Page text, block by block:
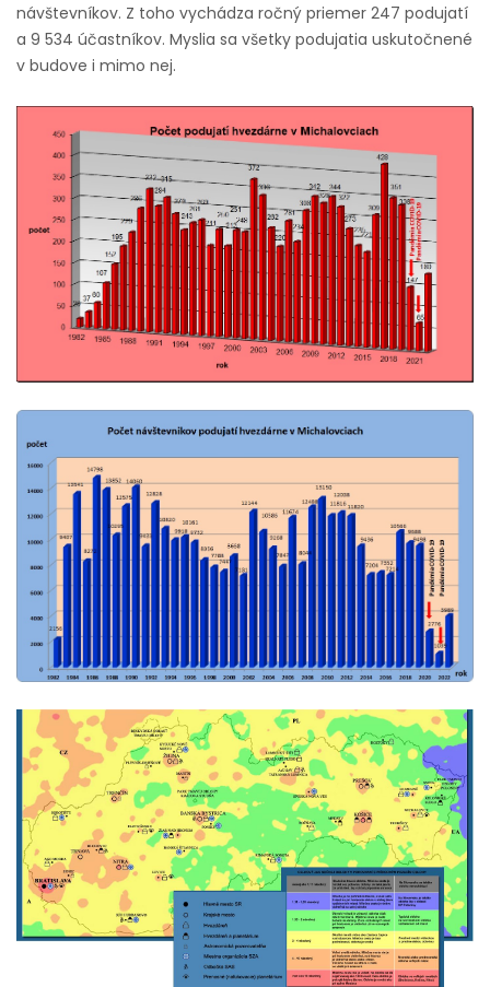
návštevníkov. Z toho vychádza ročný priemer 247 podujatí
a 9 534 účastníkov. Myslia sa všetky podujatia uskutočnené
v budove i mimo nej.